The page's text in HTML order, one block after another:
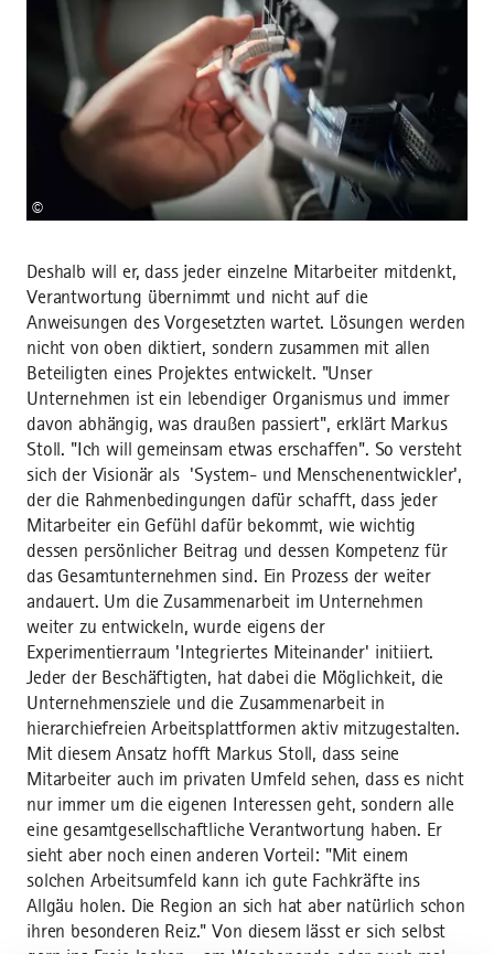
©
Deshalb will er, dass jeder einzelne Mitarbeiter mitdenkt,
Verantwortung übernimmt und nicht auf die
Anweisungen des Vorgesetzten wartet. Lösungen werden
nicht von oben diktiert, sondern zusammen mit allen
Beteiligten eines Projektes entwickelt. "Unser
Unternehmen ist ein lebendiger Organismus und immer
davon abhängig, was draußen passiert", erklärt Markus
Stoll. "Ich will gemeinsam etwas erschaffen". So versteht
sich der Visionär als 'System- und Menschenentwickler',
der die Rahmenbedingungen dafür schafft, dass jeder
Mitarbeiter ein Gefühl dafür bekommt, wie wichtig
dessen persönlicher Beitrag und dessen Kompetenz für
das Gesamtunternehmen sind. Ein Prozess der weiter
andauert. Um die Zusammenarbeit im Unternehmen
weiter zu entwickeln, wurde eigens der
Experimentierraum 'Integriertes Miteinander' initiiert.
Jeder der Beschäftigten, hat dabei die Möglichkeit, die
Unternehmensziele und die Zusammenarbeit in
hierarchiefreien Arbeitsplattformen aktiv mitzugestalten.
Mit diesem Ansatz hofft Markus Stoll, dass seine
Mitarbeiter auch im privaten Umfeld sehen, dass es nicht
nur immer um die eigenen Interessen geht, sondern alle
eine gesamtgesellschaftliche Verantwortung haben. Er
sieht aber noch einen anderen Vorteil: "Mit einem
solchen Arbeitsumfeld kann ich gute Fachkräfte ins
Allgäu holen. Die Region an sich hat aber natürlich schon
ihren besonderen Reiz." Von diesem lässt er sich selbst